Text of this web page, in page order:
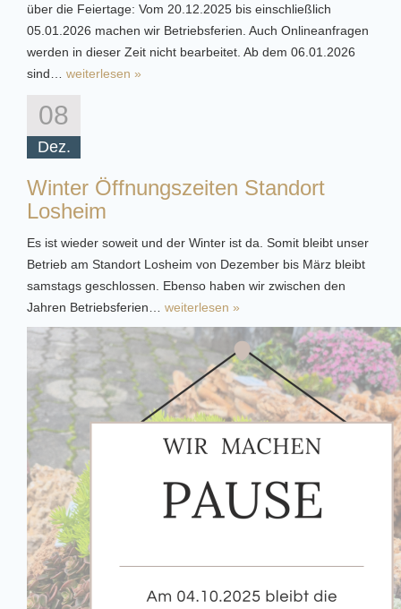
über die Feiertage: Vom 20.12.2025 bis einschließlich
05.01.2026 machen wir Betriebsferien. Auch Onlineanfragen
werden in dieser Zeit nicht bearbeitet. Ab dem 06.01.2026
sind…
weiterlesen »
08
Dez.
Winter Öffnungszeiten Standort
Losheim
Es ist wieder soweit und der Winter ist da. Somit bleibt unser
Betrieb am Standort Losheim von Dezember bis März bleibt
samstags geschlossen. Ebenso haben wir zwischen den
Jahren Betriebsferien…
weiterlesen »